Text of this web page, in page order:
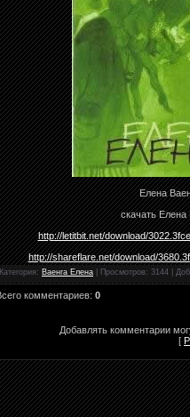
Елена
скачать
http://letitbit.net/download/
http://shareflare.net/download/
Категория : Ваенга Елена Просмотров: 3144 |
комментариев: 0
Добавлять комментарии
[